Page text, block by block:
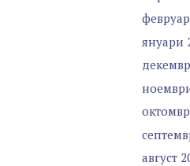
януари
август